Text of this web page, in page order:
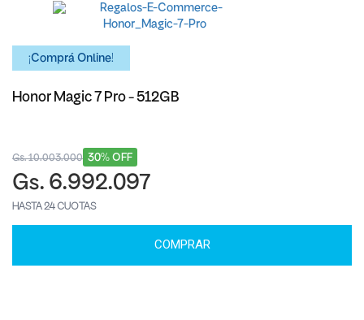
¡Comprá Online!
Honor Magic 7 Pro - 512GB
30% OFF
Gs. 10.003.000
Gs. 6.992.097
HASTA 24 CUOTAS
COMPRAR